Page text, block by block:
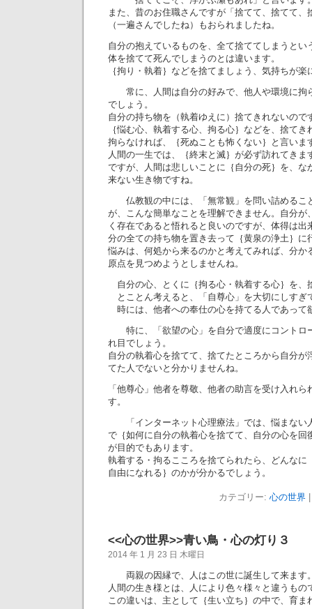
また、昔のお住職さんですが「捨てて、捨てて、
（一遍さんでしたね）もおられましたね。
自分の抱えているものを、全て捨ててしまうとい
体を捨てて死んでしまうのとは違います。
｛拘り・執着｝などを捨てましょう、気持ちが
常に、人間は自分の好みで、他人や環境に拘
でしょう。
自分の持ち物を（執着ゆえに）捨てきれないので
｛悩む心、執着する心、拘る心｝などを、捨て
拘らなければ、｛死ぬことも怖くない｝と言いま
人間の一生では、｛終末と滅｝が必ず訪れてきま
ですが、人間は悲しいことに｛自分の死｝を、な
来ない生き物ですね。
仏教観の中には、「無常観」を問い詰めるこ
が、こんな簡単なことを理解できません。自分が
く存在であると悟れると良いのですが、体得は出
分の全ての持ち物を置き去って｛黄泉の浄土｝に
悩みは、何処から来るのかと考えてみれば、分か
原点を見つめようとしませんね。
自分の心、とくに｛拘る心・執着する心｝を、
とことん考えると、「自尊心」を大切にしすぎ
時には、他者への奉仕の心を持てる人であって
特に、「欲望の心」を自分で適度にコントロ
れ目でしょう。
自分の執着心を捨てて、捨てたところから自分が
てた人でないと分かりませんね。
「他尊心」他者を尊敬、他者の助言を受け入れ
す。
「インターネット心理療法」では、悩まない
で｛如何に自分の執着心を捨てて、自分の心を回
が目的でもあります。
執着する・拘るこころを捨てられたら、どんなに
自由になれる｝のかが分かるでしょう。
カテゴリー: 心の世界
<<心の世界>>青い鳥・心の灯り３
2014 年 1 月 23 日 木曜日
両親の因縁で、人はこの世に誕生して来ます
人間の生き様とは、人により色々様々と違うもの
この違いは、主として｛生い立ち｝の中で、育ま